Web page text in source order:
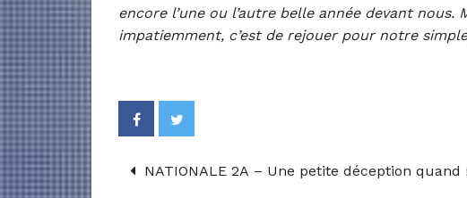
encore l’une ou l’autre belle année devant nous.
impatiemment, c’est de rejouer pour notre
NATIONALE 2A – Une petite déception quand